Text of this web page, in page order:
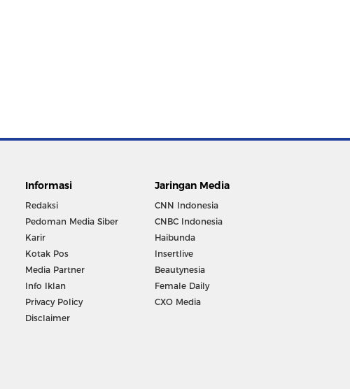
Informasi
Redaksi
Pedoman Media Siber
Karir
Kotak Pos
Media Partner
Info Iklan
Privacy Policy
Disclaimer
Jaringan Media
CNN Indonesia
CNBC Indonesia
Haibunda
Insertlive
Beautynesia
Female Daily
CXO Media